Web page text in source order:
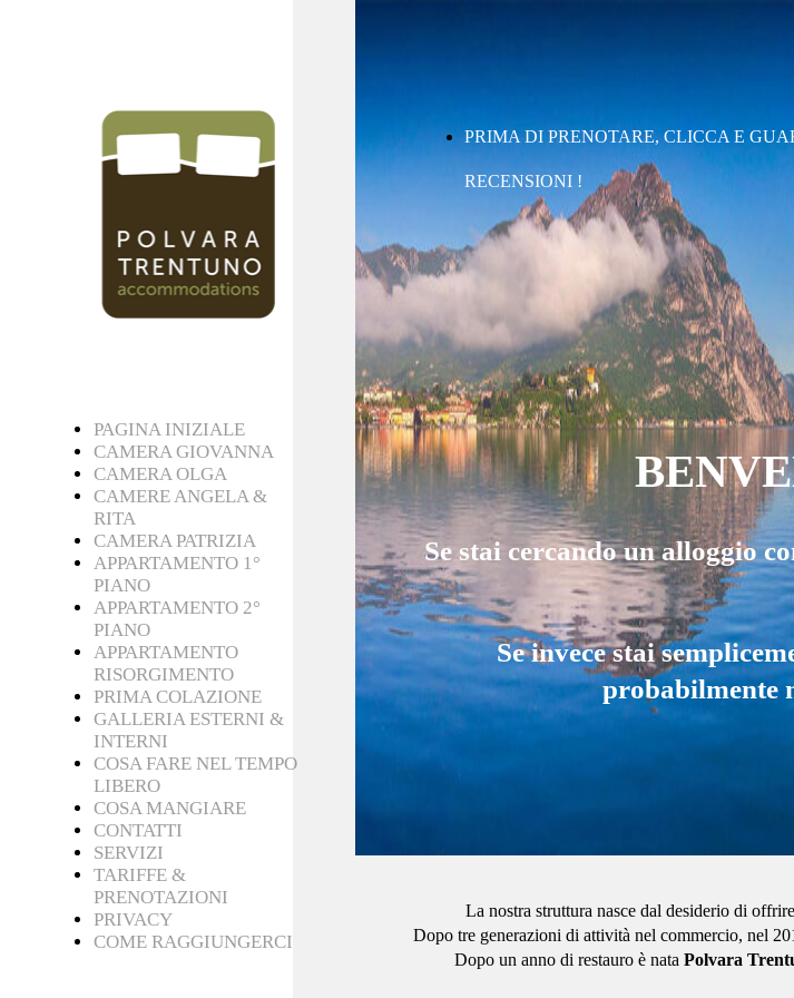
PRIMA DI PRENOTARE, CLICCA E
RECENSIONI !
PAGINA INIZIALE
CAMERA GIOVANNA
CAMERA OLGA
CAMERE ANGELA &
RITA
CAMERA PATRIZIA
APPARTAMENTO 1°
PIANO
APPARTAMENTO 2°
PIANO
APPARTAMENTO
RISORGIMENTO
PRIMA COLAZIONE
GALLERIA ESTERNI &
INTERNI
COSA FARE NEL TEMPO
LIBERO
COSA MANGIARE
CONTATTI
SERVIZI
TARIFFE &
PRENOTAZIONI
PRIVACY
COME RAGGIUNGERCI
Se stai cercando un alloggio
Se invece stai
probabilmente
La nostra struttura nasce dal desiderio di
Dopo tre generazioni di attività nel commercio, nel
Dopo un anno di restauro è nata Polvara